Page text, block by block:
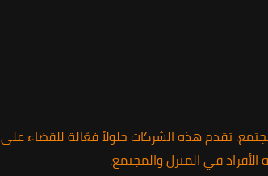
تقدم هذه الشركات حلولاً فعّالة للقضاء على
في المنزل والمجتمع.